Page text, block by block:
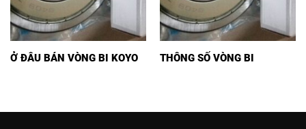
Ở ĐÂU BÁN VÒNG BI KOYO THÔNG SỐ VÒNG BI